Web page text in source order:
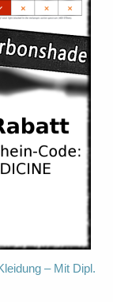
– Mit Dipl.